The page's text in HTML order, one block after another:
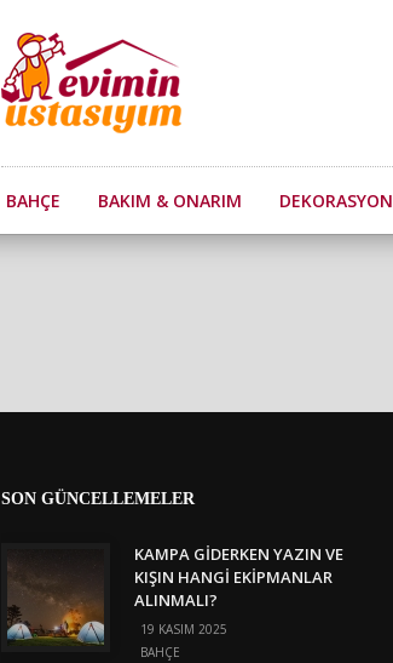
BAHÇE BAKIM & ONARIM DEKORASYON
SON GÜNCELLEMELER
KAMPA GIDERKEN YAZIN VE
KIŞIN HANGI EKIPMANLAR
ALINMALI?
19 KASIM 2025
BAHÇE